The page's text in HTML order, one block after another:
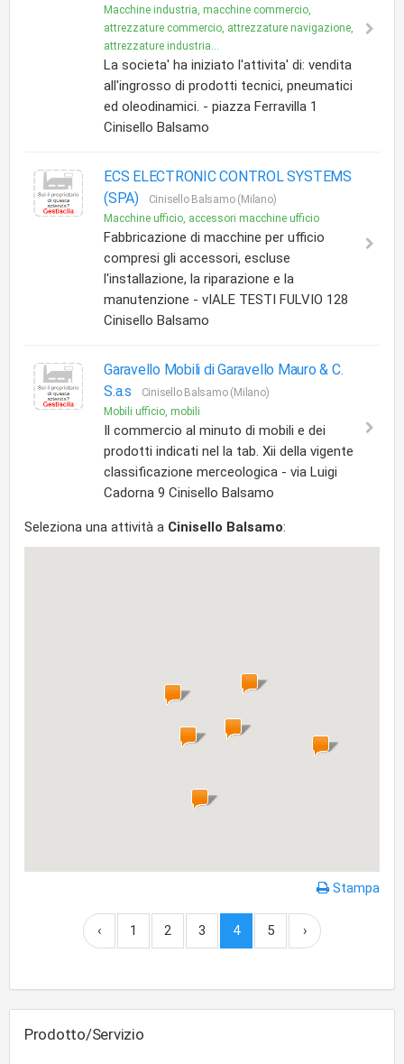
Macchine industria, macchine commercio,
attrezzature commercio, attrezzature navigazione,
attrezzature industria...
La societa' ha iniziato l'attivita' di: vendita
all'ingrosso di prodotti tecnici, pneumatici
ed oleodinamici. - piazza Ferravilla 1
Cinisello Balsamo
ECS ELECTRONIC CONTROL SYSTEMS
(SPA)
Cinisello Balsamo (Milano)
Macchine ufficio, accessori macchine ufficio
Fabbricazione di macchine per ufficio
compresi gli accessori, escluse
l'installazione, la riparazione e la
manutenzione - vIALE TESTI FULVIO 128
Cinisello Balsamo
Garavello Mobili di Garavello Mauro & C.
S.a.s
Cinisello Balsamo (Milano)
Mobili ufficio, mobili
Il commercio al minuto di mobili e dei
prodotti indicati nel la tab. Xii della vigente
classificazione merceologica - via Luigi
Cadorna 9 Cinisello Balsamo
Seleziona una attività a Cinisello Balsamo:
Stampa
‹ 1 2 3 4 5 ›
Prodotto/Servizio